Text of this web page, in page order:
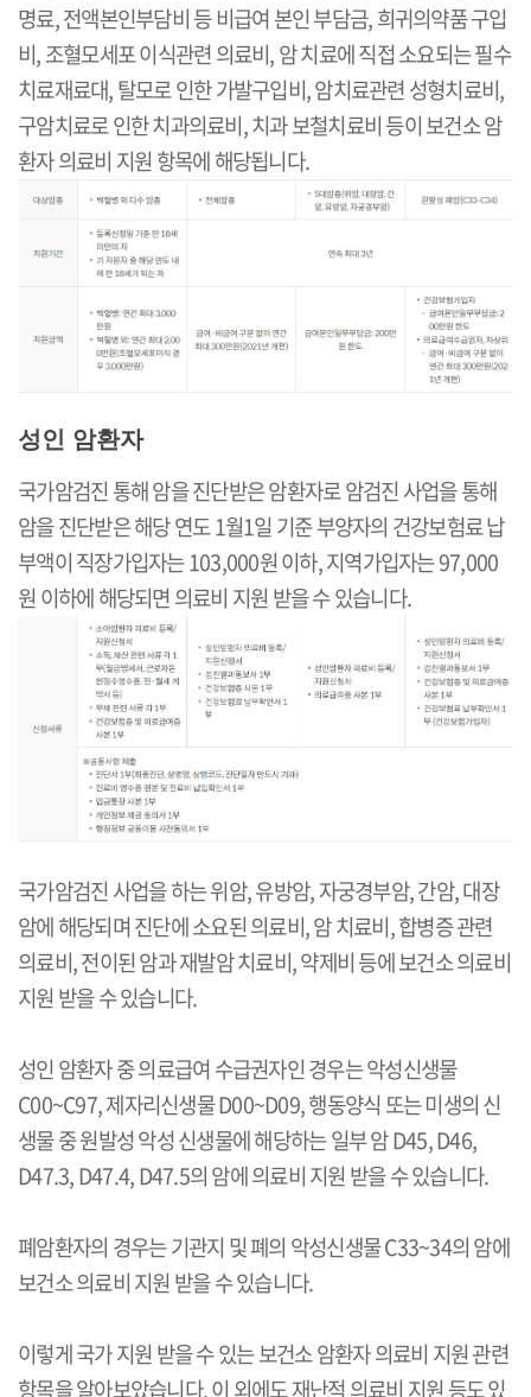
명료, 전액본인부담비 등 비급여 본인 부담금, 희귀의약품 구입
비, 조혈모세포 이식관련 의료비, 암 치료에 직접 소요되는 필수
치료재료대, 탈모로 인한 가발구입비, 암치료관련 성형치료비,
구암치료로 인한 치과의료비, 치과 보철치료비 등이 보건소 암
환자 의료비 지원 항목에 해당됩니다.
성인 암환자
국가암검진 통해 암을 진단받은 암환자로 암검진 사업을 통해
암을 진단받은 해당 연도 1월1일 기준 부양자의 건강보험료 납
부액이 직장가입자는 103,000원 이하, 지역가입자는 97,000
원 이하에 해당되면 의료비 지원 받을 수 있습니다.
국가암검진 사업을 하는 위암, 유방암, 자궁경부암, 간암, 대장
암에 해당되며 진단에 소요된 의료비, 암 치료비, 합병증 관련
의료비, 전이된 암과 재발암 치료비, 약제비 등에 보건소 의료비
지원 받을 수 있습니다.
성인 암환자 중 의료급여 수급권자인 경우는 악성신생물
C00~C97, 제자리신생물 D00~D09, 행동양식 또는 미생의 신
생물 중 원발성 악성 신생물에 해당하는 일부 암 D45, D46,
D47.3, D47.4, D47.5의 암에 의료비 지원 받을 수 있습니다.
폐암환자의 경우는 기관지 및 폐의 악성신생물 C33~34의 암에
보건소 의료비 지원 받을 수 있습니다.
이렇게 국가 지원 받을 수 있는 보건소 암환자 의료비 지원 관련
항목을 알아보았습니다. 이 외에도 재난적 의료비 지원 등도 있